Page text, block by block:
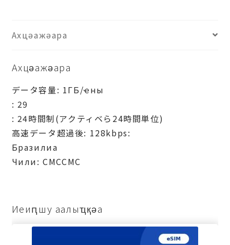
Ахцәажәара
Ахцәажәара
データ容量: 1ГБ/ҽны
: 29
: 24時間制(アクティベら24時間単位)
高速データ超過後: 128kbps:
Бразилиа
Чили: СМССМС
Иеиԥшу аалыҵқәа